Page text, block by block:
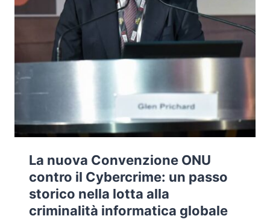
La nuova Convenzione ONU
contro il Cybercrime: un passo
storico nella lotta alla
criminalità informatica globale